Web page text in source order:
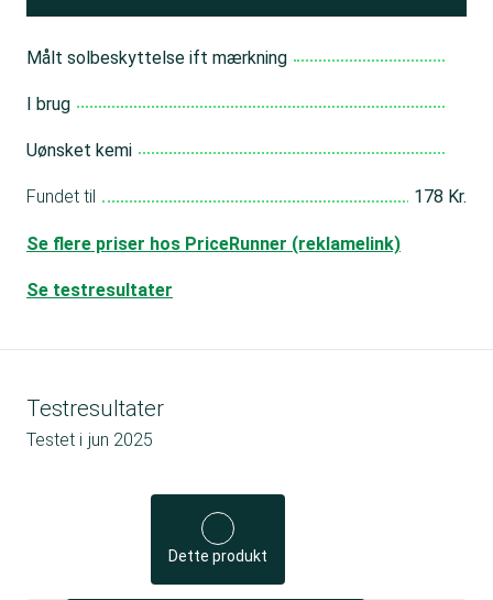
Målt solbeskyttelse ift mærkning
I brug
Uønsket kemi
Fundet til 178 Kr.
Se flere priser hos PriceRunner (reklamelink)
Se testresultater
Testresultater
Testet i jun 2025
Dette produkt